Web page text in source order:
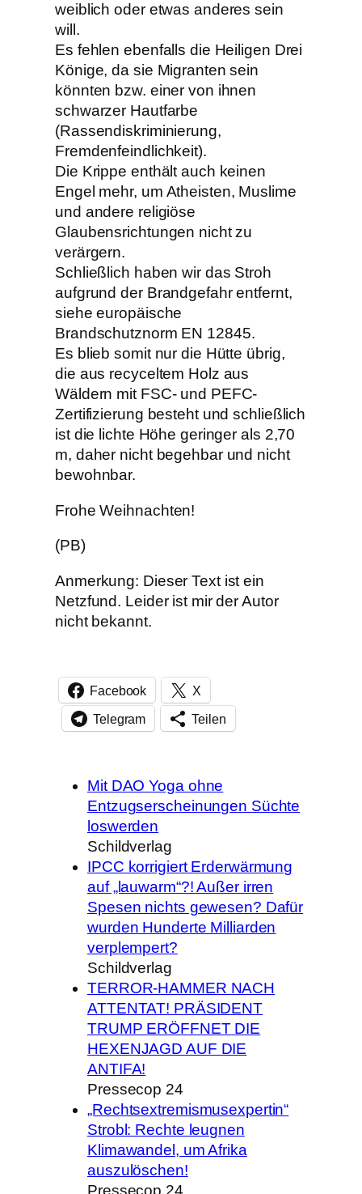
weiblich oder etwas anderes sein
will.
Es fehlen ebenfalls die Heiligen Drei
Könige, da sie Migranten sein
könnten bzw. einer von ihnen
schwarzer Hautfarbe
(Rassendiskriminierung,
Fremdenfeindlichkeit).
Die Krippe enthält auch keinen
Engel mehr, um Atheisten, Muslime
und andere religiöse
Glaubensrichtungen nicht zu
verärgern.
Schließlich haben wir das Stroh
aufgrund der Brandgefahr entfernt,
siehe europäische
Brandschutznorm EN 12845.
Es blieb somit nur die Hütte übrig,
die aus recyceltem Holz aus
Wäldern mit FSC- und PEFC-
Zertifizierung besteht und schließlich
ist die lichte Höhe geringer als 2,70
m, daher nicht begehbar und nicht
bewohnbar.
Frohe Weihnachten!
(PB)
Anmerkung: Dieser Text ist ein
Netzfund. Leider ist mir der Autor
nicht bekannt.
Facebook X
Telegram Teilen
Mit DAO Yoga ohne
Entzugserscheinungen Süchte
loswerden
Schildverlag
IPCC korrigiert Erderwärmung
auf „lauwarm“?! Außer irren
Spesen nichts gewesen? Dafür
wurden Hunderte Milliarden
verplempert?
Schildverlag
TERROR-HAMMER NACH
ATTENTAT! PRÄSIDENT
TRUMP ERÖFFNET DIE
HEXENJAGD AUF DIE
ANTIFA!
Pressecop 24
„Rechtsextremismusexpertin“
Strobl: Rechte leugnen
Klimawandel, um Afrika
auszulöschen!
Pressecop 24